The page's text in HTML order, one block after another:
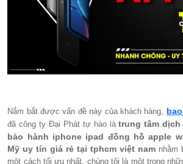
Nắm bắt được vấn đề này của khách hàng,
đã công ty Đại Phát tự hào làtrung tâm
bảo hành iphone ipad đồng hồ apple
Mỹ uy tín giá rẻ tại tphcm việt namnhằm
một cách tối ưu nhất, chúng tôi là một trong